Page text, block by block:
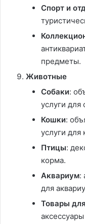
Спорт и
предметы.
Животные
Собаки:
услуги для
Кошки:
услуги для
Птицы:
корма.
Аквариум:
для
Товары